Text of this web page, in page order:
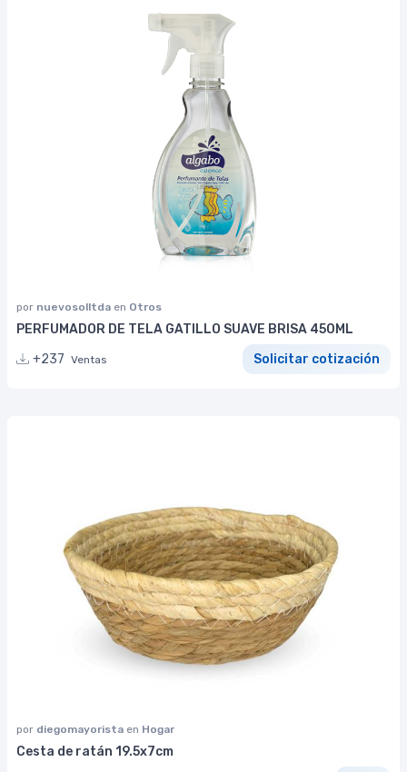
por nuevosolltda en Otros
PERFUMADOR DE TELA GATILLO SUAVE BRISA 450ML
+237 Ventas Solicitar cotización
por diegomayorista en Hogar
Cesta de ratán 19.5x7cm